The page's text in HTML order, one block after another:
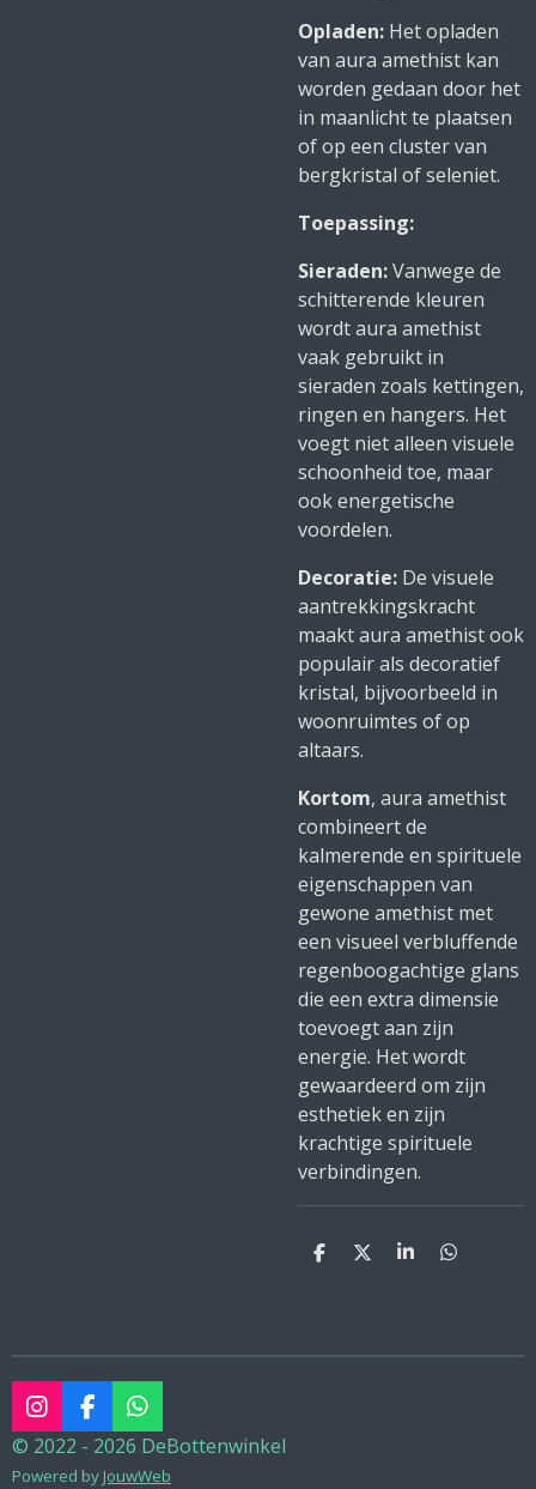
Opladen: Het opladen
van aura amethist kan
worden gedaan door het
in maanlicht te plaatsen
of op een cluster van
bergkristal of seleniet.
Toepassing:
Sieraden:Vanwege de
schitterende kleuren
wordt aura amethist
vaak gebruikt in
sieraden zoals kettingen,
ringen en hangers. Het
voegt niet alleen visuele
schoonheid toe, maar
ook energetische
voordelen.
Decoratie: De visuele
aantrekkingskracht
maakt aura amethist ook
populair als decoratief
kristal, bijvoorbeeld in
woonruimtes of op
altaars.
Kortom, aura amethist
combineert de
kalmerende en spirituele
eigenschappen van
gewone amethist met
een visueel verbluffende
regenboogachtige glans
die een extra dimensie
toevoegt aan zijn
energie. Het wordt
gewaardeerd om zijn
esthetiek en zijn
krachtige spirituele
verbindingen.
D
D
S
D
I
n
s
t
F
a
e
W
h
a
t
© 2022 - 2026 DeBottenwinkel
Powered by JouwWeb